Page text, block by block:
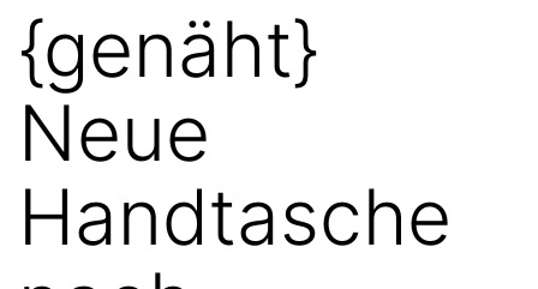
{genäht}
Neue
Handtasche